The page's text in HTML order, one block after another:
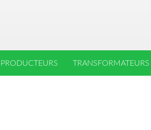
PRODUCTEURS TRANSFORMATEURS